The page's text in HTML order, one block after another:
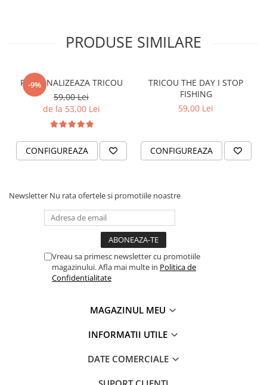
PRODUSE SIMILARE
-9%
PERSONALIZEAZA TRICOU
59,00 Lei
de la 53,00 Lei
CONFIGUREAZA
TRICOU THE DAY I STOP
FISHING
59,00 Lei
CONFIGUREAZA
Newsletter Nu rata ofertele si promotiile noastre
Vreau sa primesc newsletter cu promotiile
magazinului. Afla mai multe in Politica de
Confidentialitate
MAGAZINUL MEU
INFORMATII UTILE
DATE COMERCIALE